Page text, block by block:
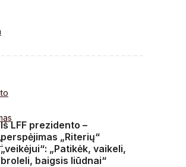
Iš LFF prezidento –
perspėjimas „Riterių“
„veikėjui“: „Patikėk, vaikeli,
broleli, baigsis liūdnai“